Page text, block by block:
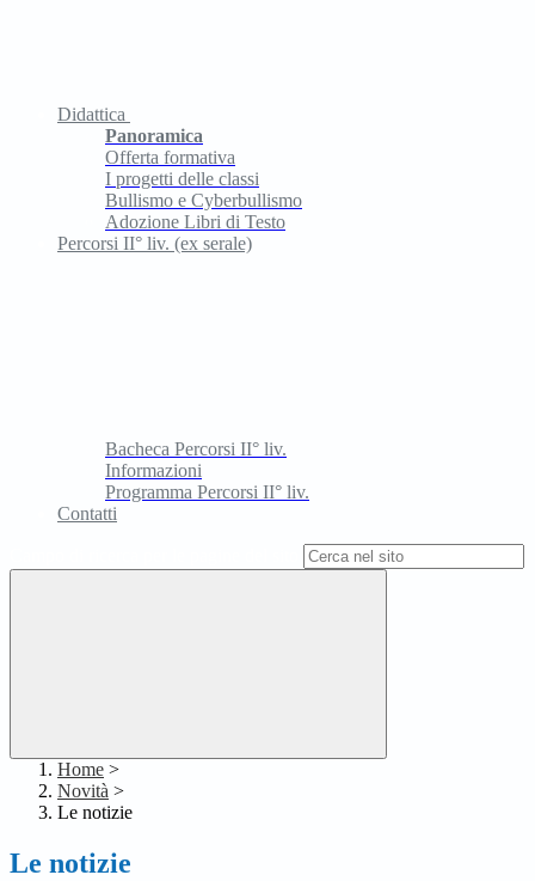
Didattica
Panoramica
Offerta formativa
I progetti delle classi
Bullismo e Cyberbullismo
Adozione Libri di Testo
Percorsi II° liv. (ex serale)
Bacheca Percorsi II° liv.
Informazioni
Programma Percorsi II° liv.
Contatti
Home >
Novità >
Le notizie
Le notizie